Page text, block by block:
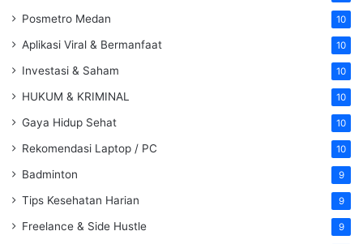
Posmetro Medan 10
Aplikasi Viral & Bermanfaat 10
Investasi & Saham 10
HUKUM & KRIMINAL 10
Gaya Hidup Sehat 10
Rekomendasi Laptop / PC 10
Badminton 9
Tips Kesehatan Harian 9
Freelance & Side Hustle 9